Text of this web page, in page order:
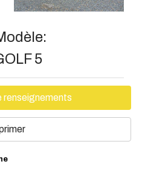
5
renseignements